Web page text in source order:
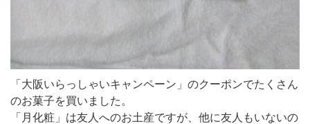
「大阪いらっしゃいキャンペーン」のクーポンでたくさん
のお菓子を買いました。
「月化粧」は友人へのお土産ですが、他に友人もいないの